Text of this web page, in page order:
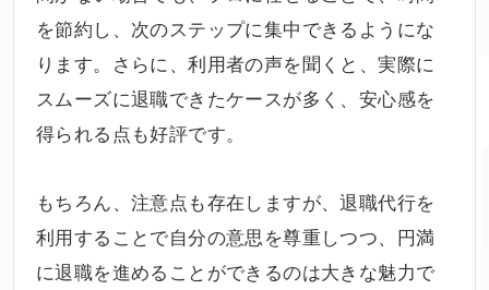
を節約し、次のステップに集中できるようにな
ります。さらに、利用者の声を聞くと、実際に
スムーズに退職できたケースが多く、安心感を
得られる点も好評です。
もちろん、注意点も存在しますが、退職代行を
利用することで自分の意思を尊重しつつ、円満
に退職を進めることができるのは大きな魅力で